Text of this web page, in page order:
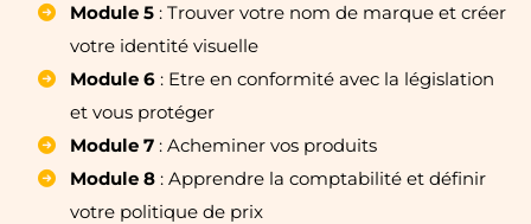
Module 5: Trouver votre nom de marque et créer
votre identité visuelle
Module 6: Etre en conformité avec la législation
et vous protéger
Module 7: Acheminer vos produits
Module 8: Apprendre la comptabilité et définir
votre politique de prix